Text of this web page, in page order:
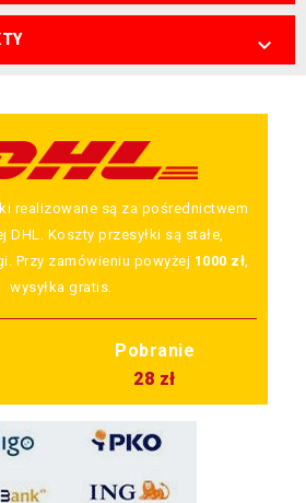

realizowane są za pośrednictwem
DHL. Koszty przesyłki są stałe,
Przy zamówieniu powyżej 1000 zł,
wysyłka gratis.
Pobranie
28 zł